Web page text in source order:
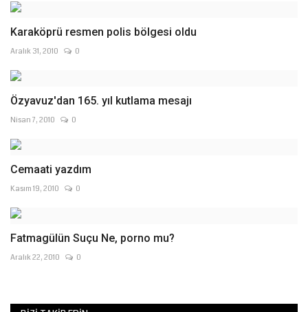
Karaköprü resmen polis bölgesi oldu
Aralık 31, 2010 0
Özyavuz'dan 165. yıl kutlama mesajı
Nisan 7, 2010 0
Cemaati yazdım
Kasım 19, 2010 0
Fatmagülün Suçu Ne, porno mu?
Aralık 22, 2010 0